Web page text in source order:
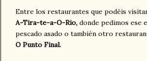
Entre los restaurantes que podéis
A-Tira-te-a-O-Rio, donde pedimos ese
pescado asado o también otro
O Punto Final.